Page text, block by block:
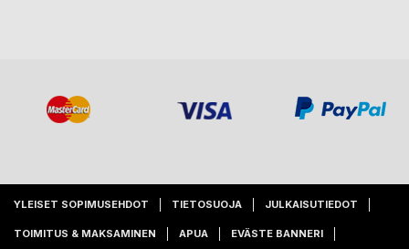
YLEISET SOPIMUSEHDOT TIETOSUOJA JULKAISUTIEDOT
TOIMITUS & MAKSAMINEN APUA EVÄSTE BANNERI